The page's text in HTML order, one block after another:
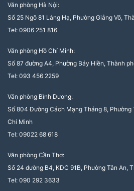
Văn phòng Hà Nội:
Số 25 Ngõ 81 Láng Hạ, Phường Giảng Võ,
Tel: 0906 251 816
Văn phòng Hồ Chí Minh:
Số 87 đường A4, Phường Bảy Hiền, Thành
Tel: 093 456 2259
Văn phòng Bình Dương:
Số 804 Đường Cách Mạng Tháng 8, Phường
Chí Minh
Tel: 09022 68 618
Văn phòng Cần Thơ:
Số 24 đường B4, KDC 91B, Phường Tân An,
Tel: 090 292 3633